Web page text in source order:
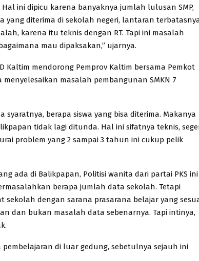
Hal ini dipicu karena banyaknya jumlah lulusan SMP,
yang diterima di sekolah negeri, lantaran
karena itu teknis dengan RT. Tapi ini masalah
mau dipaksakan,” ujarnya.
Kaltim mendorong Pemprov Kaltim bersama Pemkot
masalah pembangunan SMKN 7
syaratnya, berapa siswa yang bisa diterima. Makanya
tidak lagi ditunda. Hal ini sifatnya teknis,
problem yang 2 sampai 3 tahun ini cukup pelik
ada di Balikpapan, Politisi wanita dari partai PKS ini
berapa jumlah data sekolah. Tetapi
sekolah dengan sarana prasarana belajar yang
dan bukan masalah data sebenarnya. Tapi intinya,
di luar gedung, sebetulnya sejauh ini